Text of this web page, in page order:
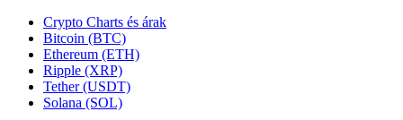
Crypto Charts és árak
Bitcoin (BTC)
Ethereum (ETH)
Ripple (XRP)
Tether (USDT)
Solana (SOL)